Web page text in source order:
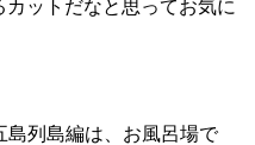
ットだなと思ってお気に
島列島編は、お風呂場で